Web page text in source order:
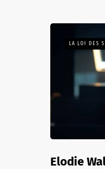
LA LOI DES
Elodie